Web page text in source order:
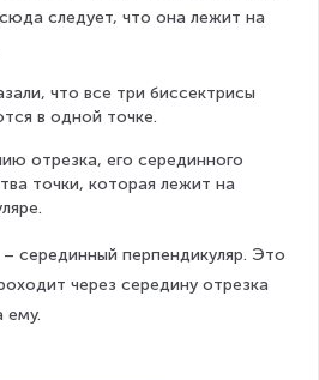
L
M
\
следует, что она лежит на
что все три биссектрисы
в одной точке.
отрезка, его серединного
точки, которая лежит на
– серединный перпендикуляр. Это
через середину отрезка
ему.